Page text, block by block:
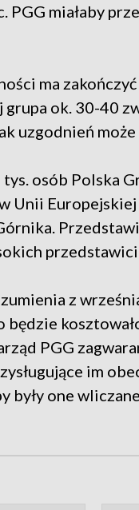
PGG miałaby
ma
ok. 30-40
uzgodnień może
osób Polska
Unii
z
PGG
im
były one